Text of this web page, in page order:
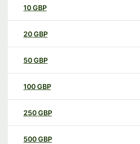
10GBP
20GBP
50GBP
100GBP
250GBP
500GBP